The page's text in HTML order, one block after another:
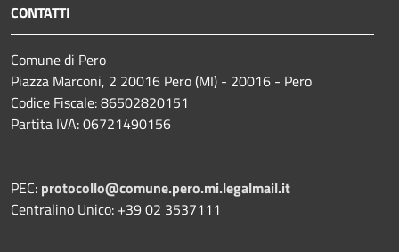
CONTATTI
Comune di Pero
Piazza Marconi, 2 20016 Pero (MI) - 20016 - Pero
Codice Fiscale: 86502820151
Partita IVA: 06721490156
PEC: protocollo@comune.pero.mi.legalmail.it
Centralino Unico: +39 02 3537111